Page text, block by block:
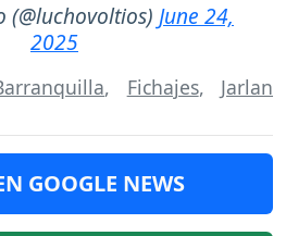
June 24,
2025
, Fichajes, Jarlan
GOOGLE NEWS